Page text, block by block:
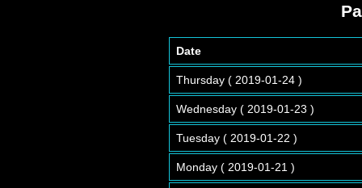
Date
Thursday ( 2019-01-24 )
Wednesday ( 2019-01-23 )
Tuesday ( 2019-01-22 )
Monday ( 2019-01-21 )